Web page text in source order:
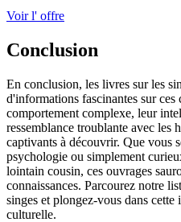
Voir l' offre
Conclusion
En conclusion, les livres sur les
d'informations fascinantes sur
comportement complexe, leur
ressemblance troublante avec les
captivants à découvrir. Que vous
psychologie ou simplement
lointain cousin, ces ouvrages
connaissances. Parcourez notre
singes et plongez-vous dans
culturelle.